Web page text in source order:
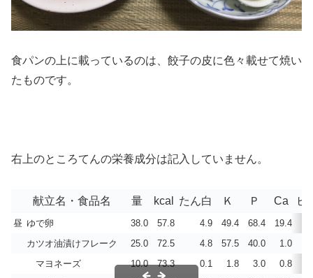
食パンの上に載っているのは、餃子の皮に色々載せて焼い
たものです。
右上のところてんの栄養成分は記入していません。
献立名・食品名 量 kcal たん白 Ｋ Ｐ Ca ビ
昼 ゆで卵 38.0 57.8 4.9 49.4 68.4 19.4
カツオ油漬けフレーク
25.0 72.5 4.8 57.5 40.0 1.0
マヨネーズ
10.0 73.3 0.1 1.8 3.0 0.8